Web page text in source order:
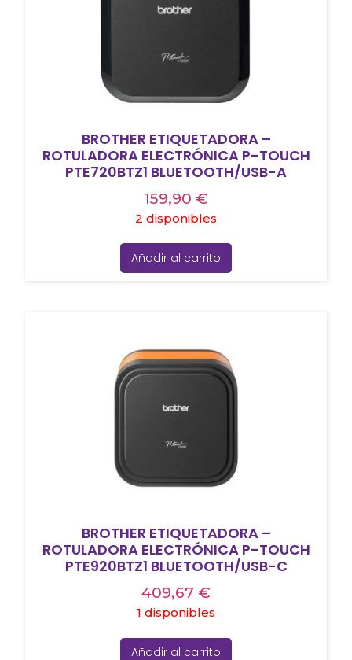
BROTHER ETIQUETADORA –
ROTULADORA ELECTRÓNICA P-TOUCH
PTE720BTZ1 BLUETOOTH/USB-A
159,90 €
2 disponibles
Añadir al carrito
BROTHER ETIQUETADORA –
ROTULADORA ELECTRÓNICA P-TOUCH
PTE920BTZ1 BLUETOOTH/USB-C
409,67 €
1 disponibles
Añadir al carrito